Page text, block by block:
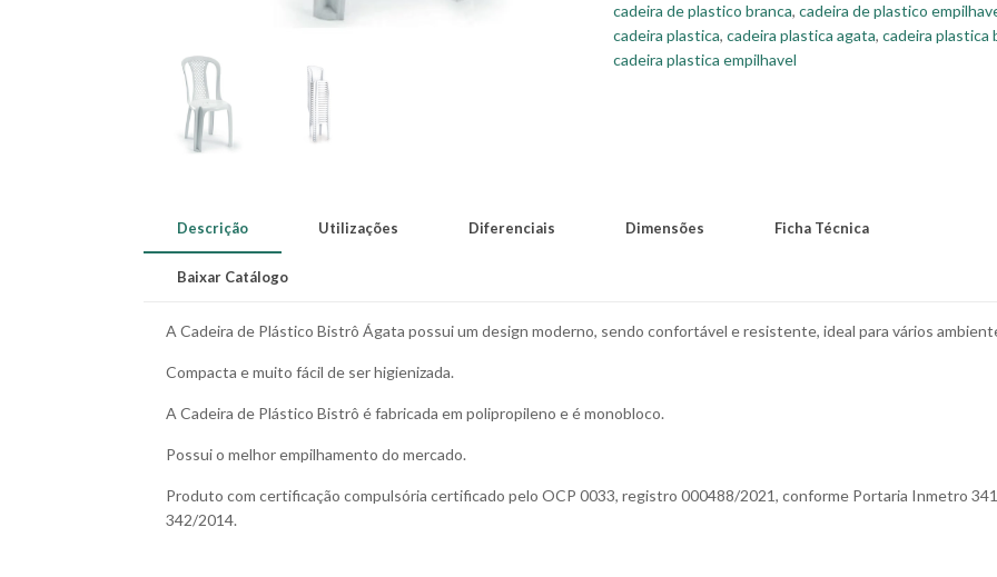
cadeira de plastico branca,cadeira de plastico
cadeira plastica,cadeira plastica agata,cadeira plastica
cadeira plastica empilhavel
Descrição Utilizações Diferenciais Dimensões Ficha Técnica
Baixar Catálogo
A Cadeira de Plástico Bistrô Ágata possui um design moderno, sendo confortável e resistente, ideal para vários
Compacta e muito fácil de ser higienizada.
A Cadeira de Plástico Bistrô é fabricada em polipropileno e é monobloco.
Possui o melhor empilhamento do mercado.
Produto com certificação compulsória certificado pelo OCP 0033, registro 000488/2021, conforme Portaria Inmetro
342/2014.